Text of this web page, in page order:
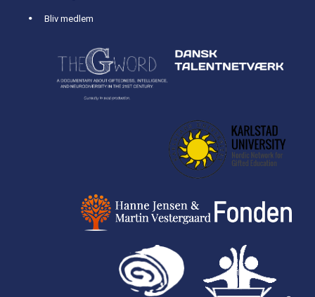
Bliv medlem